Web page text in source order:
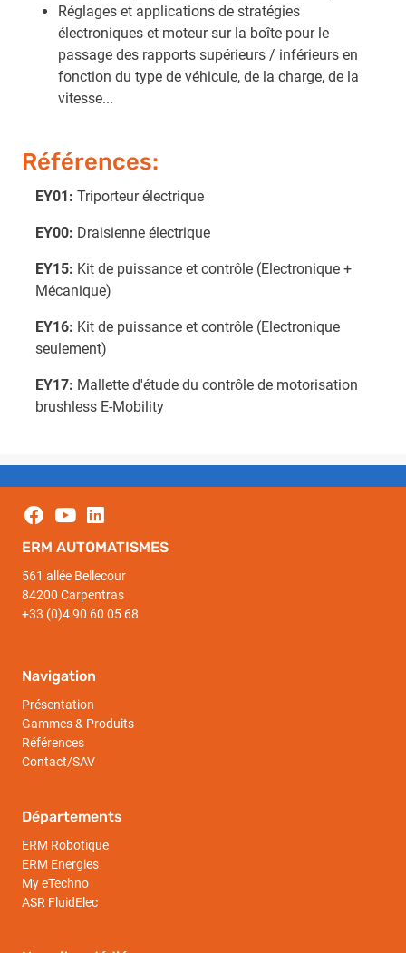
Réglages et applications de stratégies
électroniques et moteur sur la boîte pour le
passage des rapports supérieurs / inférieurs en
fonction du type de véhicule, de la charge, de la
vitesse...
Références:
EY01: Triporteur électrique
EY00: Draisienne électrique
EY15: Kit de puissance et contrôle (Electronique +
Mécanique)
EY16: Kit de puissance et contrôle (Electronique
seulement)
EY17: Mallette d'étude du contrôle de motorisation
brushless E-Mobility
ERM AUTOMATISMES
561 allée Bellecour
84200 Carpentras
+33 (0)4 90 60 05 68
Navigation
Présentation
Gammes & Produits
Références
Contact/SAV
Départements
ERM Robotique
ERM Energies
My eTechno
ASR FluidElec